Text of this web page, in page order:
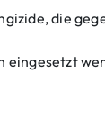
die
eingesetzt